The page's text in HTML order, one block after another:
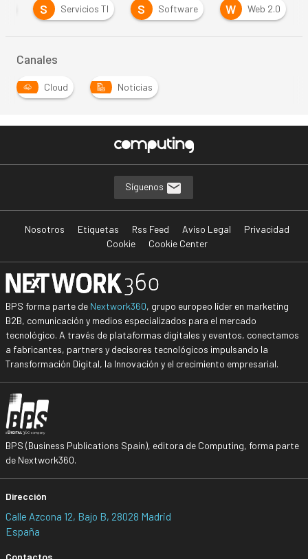
S Servicios TI S Software W Web 2.0
Canales
Cloud Noticias
Síguenos
Nosotros Etiquetas Rss Feed Aviso Legal
Privacidad
Cookie
Cookie Center
BPS forma parte de Nextwork360, grupo europeo líder en marketing
B2B, comunicación y medios especializados para el mercado
tecnológico. A través de plataformas digitales y eventos, conectamos
a fabricantes, partners y decisores tecnológicos impulsando la
Transformación Digital, la Innovación y el crecimiento empresarial.
BPS (Business Publications Spain), editora de Computing, forma parte
de Nextwork360.
Dirección
Calle Azcona 12, Bajo B, 28028 Madrid
España
Contactos